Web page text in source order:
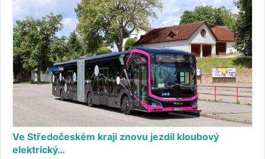
Ve Středočeském kraji znovu jezdil kloubový
elektrický…